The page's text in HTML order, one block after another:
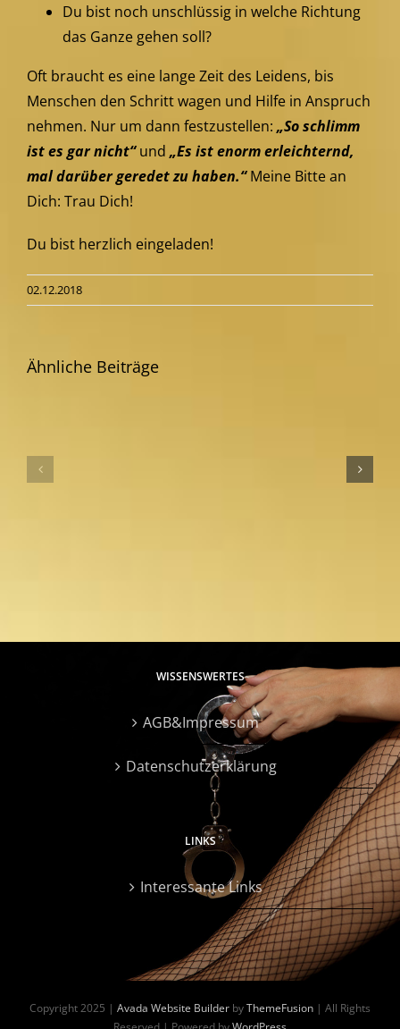
Du bist noch unschlüssig in welche Richtung
das Ganze gehen soll?
Oft braucht es eine lange Zeit des Leidens, bis
Menschen den Schritt wagen und Hilfe in Anspruch
nehmen. Nur um dann festzustellen: „So schlimm
ist es gar nicht“und „Es ist enorm erleichternd,
mal darüber geredet zu haben.“Meine Bitte an
Dich: Trau Dich!
Du bist herzlich eingeladen!
02.12.2018
Ähnliche Beiträge
BDSM
WISSENSWERTES
AGB&Impressum
Datenschutzerklärung
LINKS
Interessante Links
Copyright 2025 | Avada Website Builder byThemeFusion | All Rights